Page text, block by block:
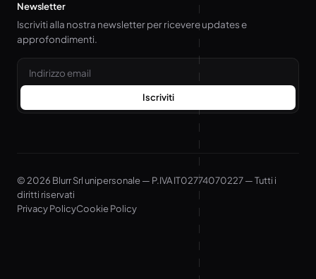
Newsletter
Iscriviti alla nostra newsletter per ricevere updates e
approfondimenti.
Email
Iscriviti
© 2026 Blurr Srl unipersonale — P.IVA IT02774070227 — Tutti i
diritti riservati
Privacy PolicyCookie Policy